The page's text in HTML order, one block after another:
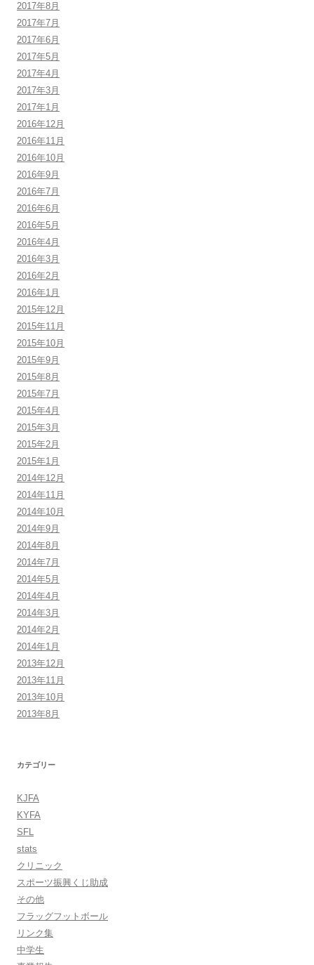
2017年8月
2017年7月
2017年6月
2017年5月
2017年4月
2017年3月
2017年1月
2016年12月
2016年11月
2016年10月
2016年9月
2016年7月
2016年6月
2016年5月
2016年4月
2016年3月
2016年2月
2016年1月
2015年12月
2015年11月
2015年10月
2015年9月
2015年8月
2015年7月
2015年4月
2015年3月
2015年2月
2015年1月
2014年12月
2014年11月
2014年10月
2014年9月
2014年8月
2014年7月
2014年5月
2014年4月
2014年3月
2014年2月
2014年1月
2013年12月
2013年11月
2013年10月
2013年8月
カテゴリー
KJFA
KYFA
SFL
stats
クリニック
スポーツ振興くじ助成
その他
フラッグフットボール
リンク集
中学生